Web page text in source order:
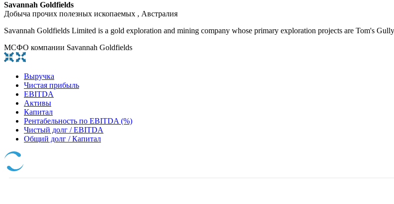
Savannah Goldfields
Добыча прочих полезных ископаемых , Австралия
Savannah Goldfields Limited is a gold exploration and mining company whose primary exploration projects are Tom's
МСФО компании Savannah Goldfields
Выручка
Чистая прибыль
EBITDA
Активы
Капитал
Рентабельность по EBITDA (%)
Чистый долг / EBITDA
Общий долг / Капитал